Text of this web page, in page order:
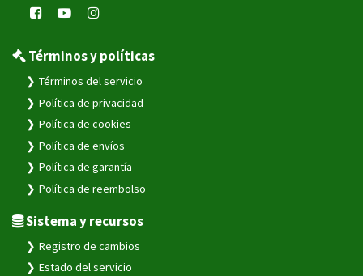
Términos y políticas
Términos del servicio
Política de privacidad
Política de cookies
Política de envíos
Política de garantía
Política de reembolso
Sistema y recursos
Registro de cambios
Estado del servicio